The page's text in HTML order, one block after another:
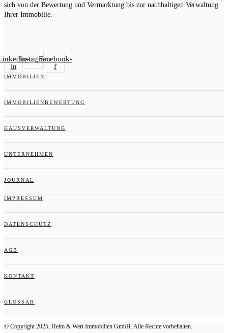
sich von der Bewertung und Vermarktung bis zur nachhaltigen Verwaltung
Ihrer Immobilie.
in
InstagramFacebook-
f
IMMOBILIEN
IMMOBILIENBEWERTUNG
HAUSVERWALTUNG
UNTERNEHMEN
JOURNAL
IMPRESSUM
DATENSCHUTZ
AGB
KONTAKT
GLOSSAR
© Copyright 2025, Heim & Wert Immobilien GmbH. Alle Rechte vorbehalten.